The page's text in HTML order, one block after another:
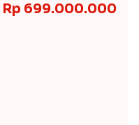
Rp 699.000.000